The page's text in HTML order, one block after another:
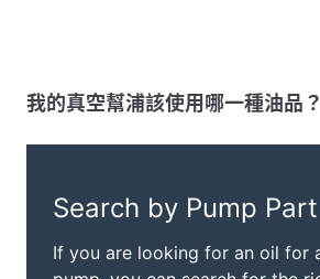
我的真空幫浦該使用哪一種油品？